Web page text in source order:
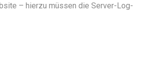
– hierzu müssen die Server-Log-